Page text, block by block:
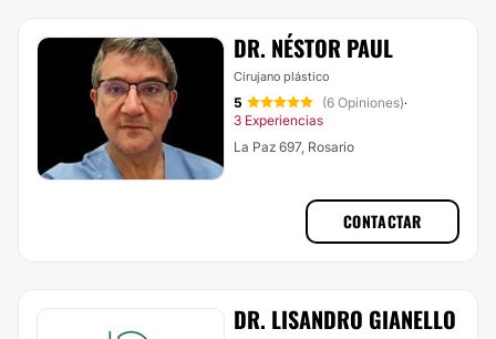
DR. NÉSTOR PAUL
Cirujano plástico
5 (6 Opiniones)·
3 Experiencias
La Paz 697, Rosario
CONTACTAR
DR. LISANDRO GIANELLO